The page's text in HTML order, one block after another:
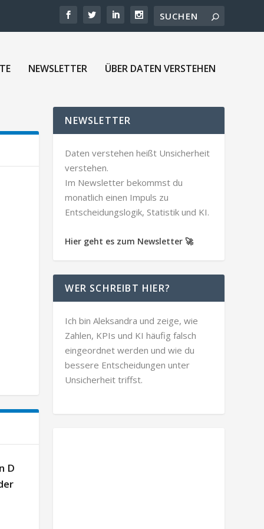
NEWSLETTER ÜBER DATEN VERSTEHEN
D
NEWSLETTER
Daten verstehen heißt Unsicherheit
verstehen.
Im Newsletter bekommst du
monatlich einen Impuls zu
Entscheidungslogik, Statistik und KI.
Hier geht es zum Newsletter 🚀
WER SCHREIBT HIER?
Ich bin Aleksandra und zeige, wie
Zahlen, KPIs und KI häufig falsch
eingeordnet werden und wie du
bessere Entscheidungen unter
Unsicherheit triffst.